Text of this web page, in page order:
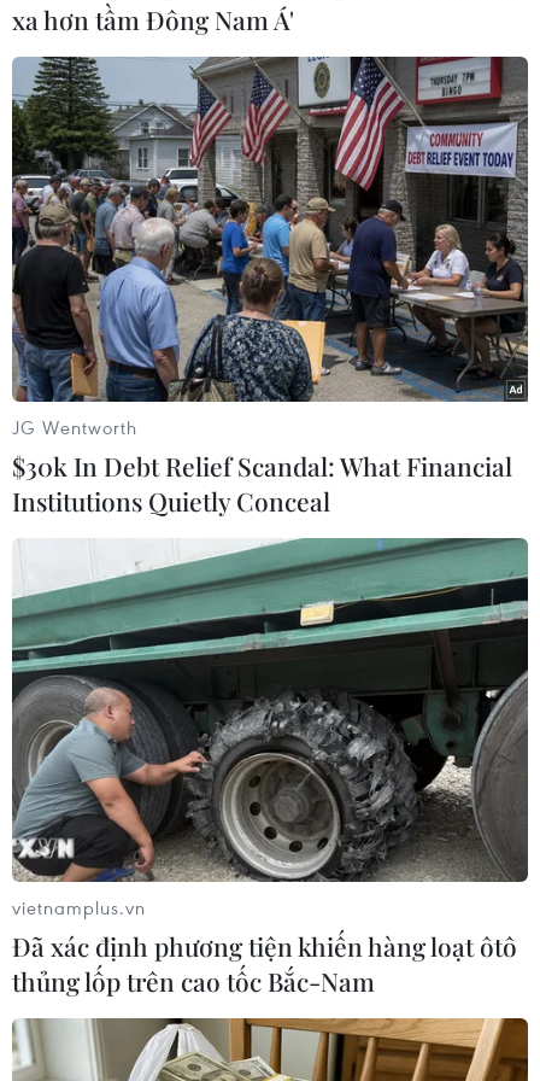
việc nội bộ của Libya và phải được chính nhân
dânLibya thực hiện mà không có bất cứ sự can
thiệp quân sự nào từ bên ngoài.
Bộ Ngoại giao Indonesia trong ngày cũng kêu
gọi thúc đẩy tiến trình chính trịhòa bình tại
Libya. Ngoại trưởng Indonesia Marty
Natalegawa nhấn mạnh yêu cầucấp thiết là tạo
điều kiện thuận lợi để thúc đẩy tiến trình chính
trị dân chủ,hòa bình tại Libya, ngăn chặn bạo
lực và xung đột.
Chính phủ Indonesia kêu gọi cộng đồng quốc tế
bảo vệ dân thường vô tội đangtrở thành nạn
nhân của vòng xoáy bạo lực.
Theo AFP, cũng trong ngày, một nhóm người
ủng hộ nhà lãnh đạo Libya MoamerKadhafi đã
tập trung biểu tình tại quảng trường Tahrir ở
thủ đô Cairo của Ai Cậpkhi Tổng thư ký Liên
Hiệp quốc Ban Ki Moon tới thăm nước này./.
(TTXVN/Vietnam+)
xa hơn tầm Đông Nam Á'
JG Wentworth
$30k In Debt Relief Scandal: What Financial
Institutions Quietly Conceal
vietnamplus.vn
Đã xác định phương tiện khiến hàng loạt ôtô
thủng lốp trên cao tốc Bắc-Nam